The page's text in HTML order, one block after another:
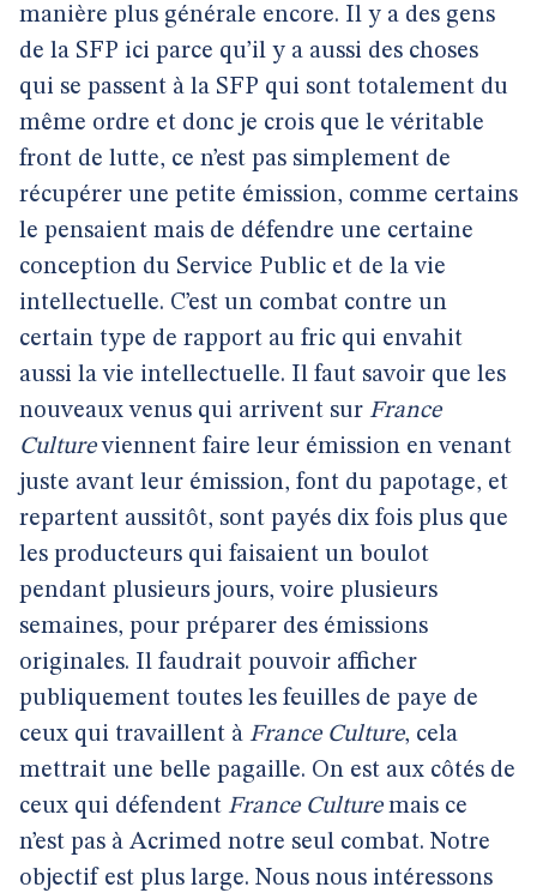
manière plus générale encore. Il y a des gens
de la SFP ici parce qu’il y a aussi des choses
qui se passent à la SFP qui sont totalement du
même ordre et donc je crois que le véritable
front de lutte, ce n’est pas simplement de
récupérer une petite émission, comme certains
le pensaient mais de défendre une certaine
conception du Service Public et de la vie
intellectuelle. C’est un combat contre un
certain type de rapport au fric qui envahit
aussi la vie intellectuelle. Il faut savoir que les
nouveaux venus qui arrivent sur France
Cultureviennent faire leur émission en venant
juste avant leur émission, font du papotage, et
repartent aussitôt, sont payés dix fois plus que
les producteurs qui faisaient un boulot
pendant plusieurs jours, voire plusieurs
semaines, pour préparer des émissions
originales. Il faudrait pouvoir afficher
publiquement toutes les feuilles de paye de
ceux qui travaillent à France Culture, cela
mettrait une belle pagaille. On est aux côtés de
ceux qui défendent France Culturemais ce
n’est pas à Acrimed notre seul combat. Notre
objectif est plus large. Nous nous intéressons